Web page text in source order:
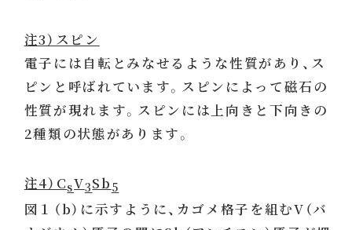
注3）スピン
電子には自転とみなせるような性質があり、ス
ピンと呼ばれています。スピンによって磁石の
性質が現れます。スピンには上向きと下向きの
2種類の状態があります。
注4）CsV3Sb5
図１（b）に示すように、カゴメ格子を組むV（バ